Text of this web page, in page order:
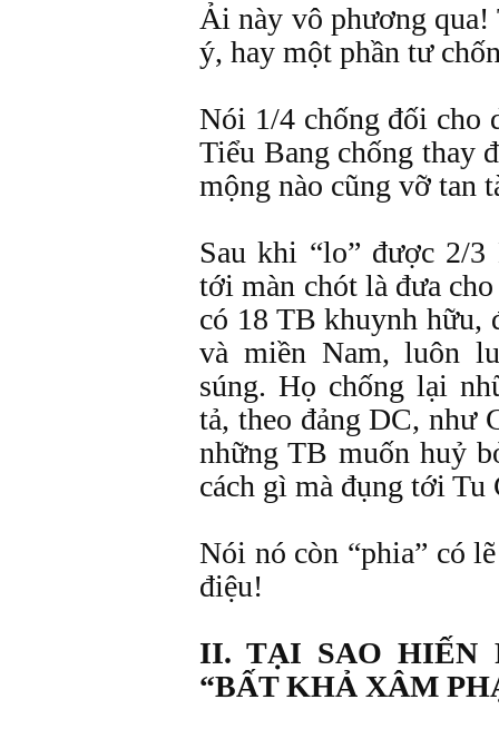
Ải này vô phương qua!
ý, hay một phần tư
Nói 1/4 chống đối cho
Tiểu Bang chống thay
mộng nào cũng vỡ tan
Sau khi “lo” được 2/
tới màn chót là đưa
có 18 TB khuynh hữu,
và miền Nam, luôn
súng. Họ chống lại
tả, theo đảng DC, như
những TB muốn huỷ
cách gì mà đụng tới Tu
Nói nó còn “phia” có
điệu!
II. TẠI SAO HIẾN
“BẤT KHẢ XÂM